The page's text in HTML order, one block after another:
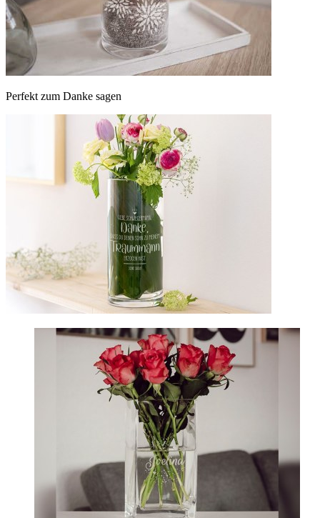
Perfekt zum Danke sagen